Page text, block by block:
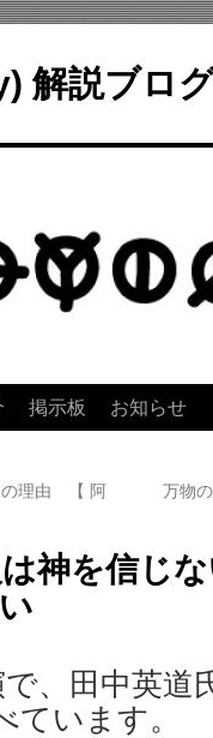
解説ブロ
掲示板 お知らせ
の理由 【 阿
万物
は神を信じ
、田中英道
ています。